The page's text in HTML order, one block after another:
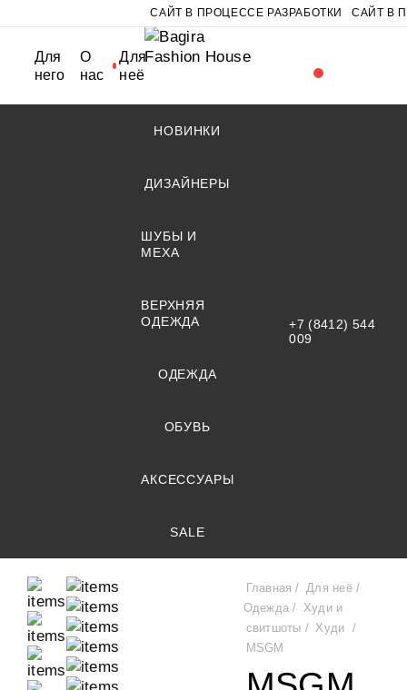
САЙТ В ПРОЦЕССЕ РАЗРАБОТКИ САЙТ В
Для
него
О
нас
Для
неё
НОВИНКИ
ДИЗАЙНЕРЫ
ШУБЫ И
МЕХА
ВЕРХНЯЯ
ОДЕЖДА
ОДЕЖДА
ОБУВЬ
АКСЕССУАРЫ
SALE
+7 (8412) 544
009
Главная
Для неё
Одежда
Худи и
свитшоты
Худи
MSGM